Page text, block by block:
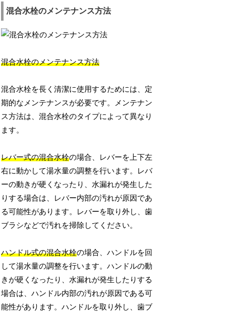
混合水栓のメンテナンス方法
混合水栓のメンテナンス方法
混合水栓を長く清潔に使用するためには、定
期的なメンテナンスが必要です。メンテナン
ス方法は、混合水栓のタイプによって異なり
ます。
レバー式の混合水栓の場合、レバーを上下左
右に動かして湯水量の調整を行います。レバ
ーの動きが硬くなったり、水漏れが発生した
りする場合は、レバー内部の汚れが原因であ
る可能性があります。レバーを取り外し、歯
ブラシなどで汚れを掃除してください。
ハンドル式の混合水栓の場合、ハンドルを回
して湯水量の調整を行います。ハンドルの動
きが硬くなったり、水漏れが発生したりする
場合は、ハンドル内部の汚れが原因である可
能性があります。ハンドルを取り外し、歯ブ